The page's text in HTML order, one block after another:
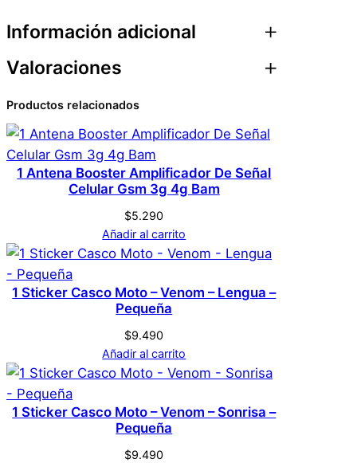
Información adicional
Atributos
Dimensiones
Marca Genérica
Negro
Valoraciones
0 valoraciones en 5
Antena Booster
Amplificador De Señal
Celular Gsm 3g 4g
Bam
No hay valoraciones aún. Solo los usuarios
registrados que hayan comprado este
Productos relacionados
1 Antena Booster Amplificador De Señal
Celular Gsm 3g 4g Bam
$5.290
Añadir al carrito
1 Sticker Casco Moto – Venom – Lengua –
Pequeña
$9.490
Añadir al carrito
1 Sticker Casco Moto – Venom – Sonrisa –
Pequeña
$9.490